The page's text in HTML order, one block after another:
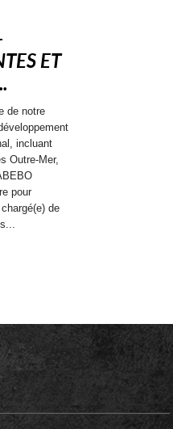
ET
de notre
incluant
Outre-Mer,
pour
de